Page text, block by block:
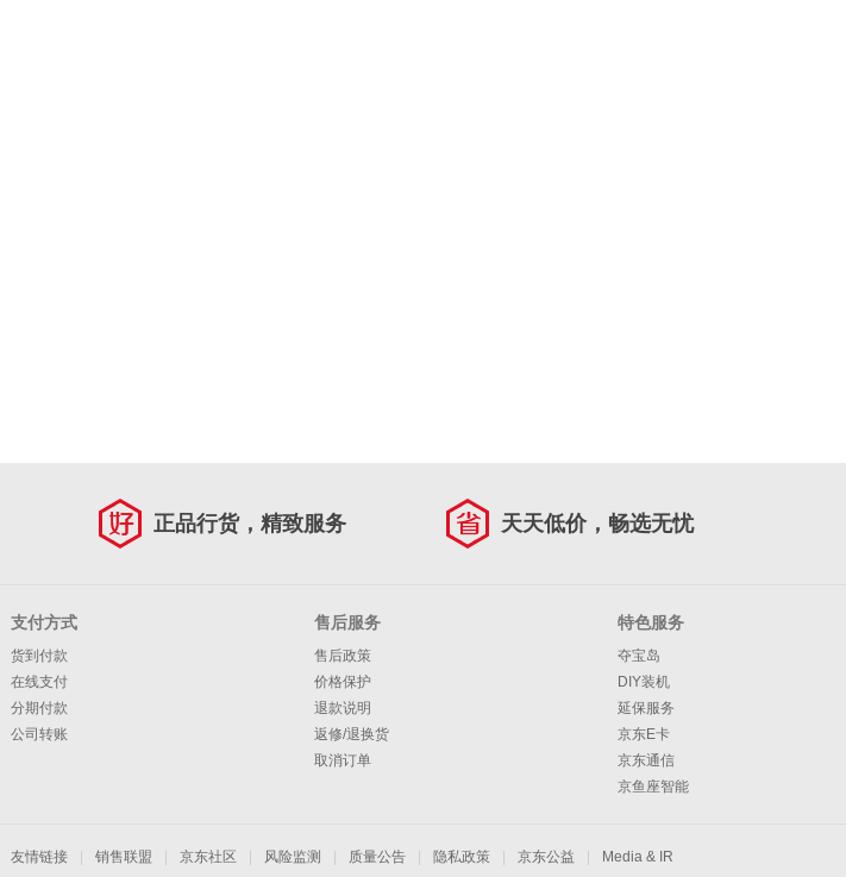
正品行货，精致服务 天天低价，畅选无忧
支付方式
货到付款
在线支付
分期付款
公司转账
售后服务
售后政策
价格保护
退款说明
返修/退换货
取消订单
特色服务
夺宝岛
DIY装机
延保服务
京东E卡
京东通信
京鱼座智能
友情链接 销售联盟 京东社区 风险监测 质量公告 隐私政策 京东公益 Media & IR